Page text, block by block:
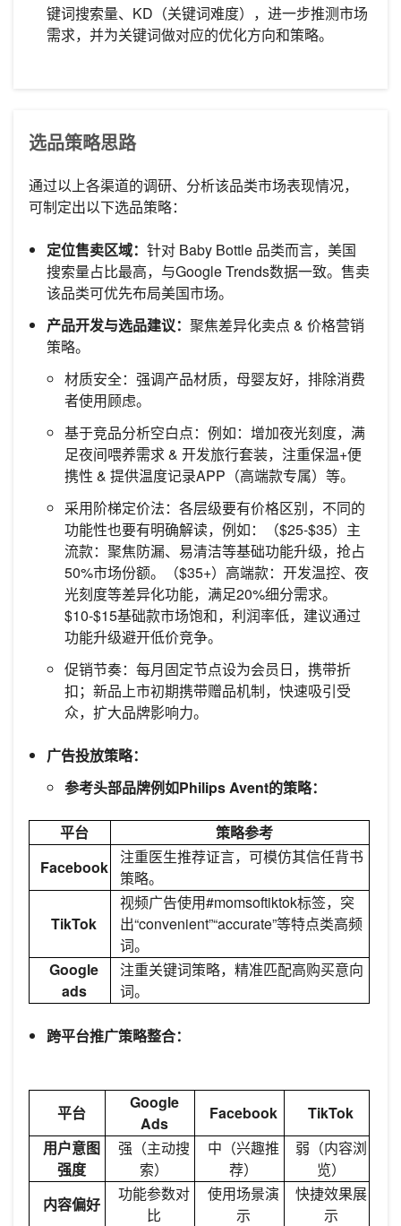
键词搜索量、KD（关键词难度），进一步推测市场
需求，并为关键词做对应的优化方向和策略。
选品策略思路
通过以上各渠道的调研、分析该品类市场表现情况，
可制定出以下选品策略：
定位售卖区域： 针对 Baby Bottle 品类而言，美国
搜索量占比最高，与Google Trends数据一致。售卖
该品类可优先布局美国市场。
产品开发与选品建议： 聚焦差异化卖点 & 价格营销
策略。
材质安全：强调产品材质，母婴友好，排除消费
者使用顾虑。
基于竞品分析空白点：例如：增加夜光刻度，满
足夜间喂养需求 & 开发旅行套装，注重保温+便
携性 & 提供温度记录APP（高端款专属）等。
采用阶梯定价法：各层级要有价格区别，不同的
功能性也要有明确解读，例如：（$25-$35）主
流款：聚焦防漏、易清洁等基础功能升级，抢占
50%市场份额。（$35+）高端款：开发温控、夜
光刻度等差异化功能，满足20%细分需求。
$10-$15基础款市场饱和，利润率低，建议通过
功能升级避开低价竞争。
促销节奏：每月固定节点设为会员日，携带折
扣；新品上市初期携带赠品机制，快速吸引受
众，扩大品牌影响力。
广告投放策略：
参考头部品牌例如Philips Avent的策略：
平台
策略参考
Facebook
注重医生推荐证言，可模仿其信任背书
策略。
TikTok
视频广告使用#momsoftiktok标签，突
出“convenient”“accurate”等特点类高频
词。
Google
ads
注重关键词策略，精准匹配高购买意向
词。
跨平台推广策略整合：
平台
Google
Ads
Facebook
TikTok
用户意图
强度
强（主动搜
索）
中（兴趣推
荐）
弱（内容浏
览）
内容偏好
功能参数对
比
使用场景演
示
快捷效果展
示